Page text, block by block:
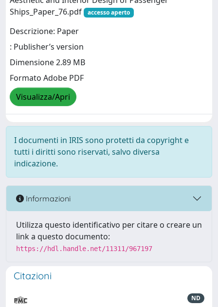
Ships_Paper_76.pdf
accesso aperto
Descrizione: Paper
: Publisher’s version
Dimensione 2.89 MB
Formato Adobe PDF
Visualizza/Apri
I documenti in IRIS sono protetti da copyright e
tutti i diritti sono riservati, salvo diversa
indicazione.
Informazioni
Utilizza questo identificativo per citare o creare un
link a questo documento:
https://hdl.handle.net/11311/967197
Citazioni
ND